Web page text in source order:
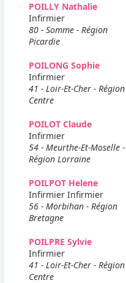
POILLY Nathalie
Infirmier
80 - Somme - Région
Picardie
POILONG Sophie
Infirmier
41 - Loir-Et-Cher - Région
Centre
POILOT Claude
Infirmier
54 - Meurthe-Et-Moselle -
Région Lorraine
POILPOT Helene
Infirmier Infirmier
56 - Morbihan - Région
Bretagne
POILPRE Sylvie
Infirmier
41 - Loir-Et-Cher - Région
Centre